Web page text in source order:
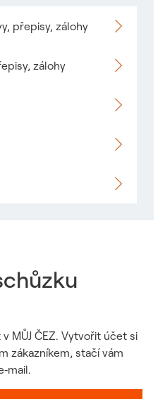
přepisy, zálohy
okně
zálohy
okně
okně
okně
okně
MŮJ ČEZ. Vytvořit účet si
zákazníkem, stačí vám